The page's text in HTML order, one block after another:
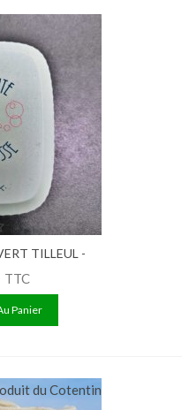
TILLEUL -
TTC
Panier